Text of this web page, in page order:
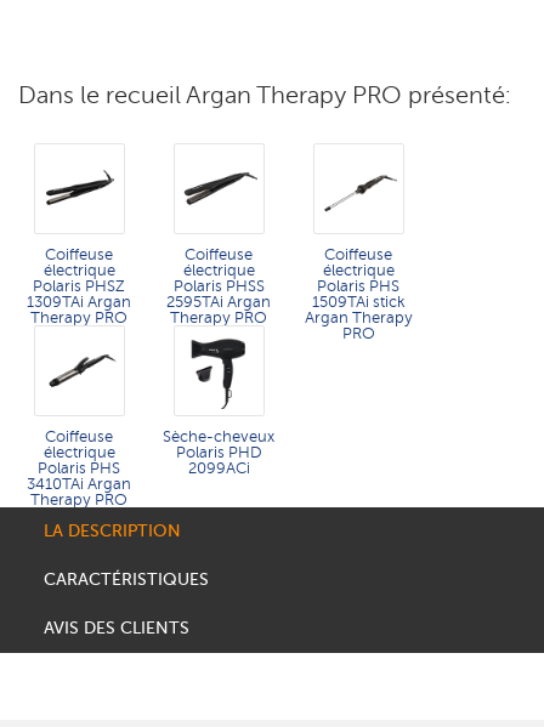
Dans le recueil Argan Therapy PRO présenté:
Coiffeuse
électrique
Polaris PHSZ
1309TAi Argan
Therapy PRO
Coiffeuse
électrique
Polaris PHSS
2595TAi Argan
Therapy PRO​
Coiffeuse
électrique
Polaris PHS
1509TAi stick
Argan Therapy
PRO​
Coiffeuse
électrique
Polaris PHS
3410TAi Argan
Therapy PRO
Sèche-cheveux
Polaris PHD
2099ACi
LA DESCRIPTION
CARACTÉRISTIQUES
AVIS DES CLIENTS